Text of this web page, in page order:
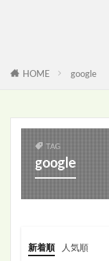
HOME google
TAG
google
新着順 人気順